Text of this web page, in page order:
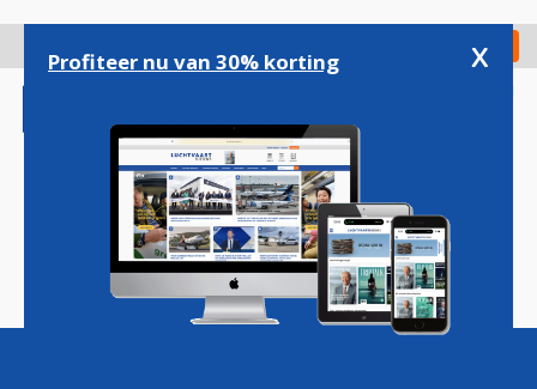
gaan
Check in
Magazine Podcasts Vacatures
Profiteer nu van 30% korting x